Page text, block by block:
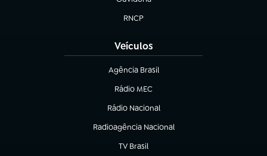
(abre em nova aba)
RNCP
(abre em nova aba)
Veículos
Agência Brasil
(abre em nova aba)
Rádio MEC
(abre em nova aba)
Rádio Nacional
Radioagência Nacional
(abre em nova aba)
TV Brasil
(abre em nova aba)